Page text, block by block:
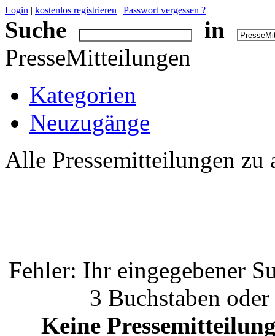
Login | kostenlos registrieren | Passwort vergessen ?
Suche
in
PresseMitteilungen
Kategorien
Neuzugänge
Alle Pressemitteilungen zu
Fehler: Ihr eingegebener
3 Buchstaben
Keine